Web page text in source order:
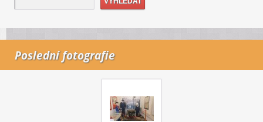
Poslední fotografie